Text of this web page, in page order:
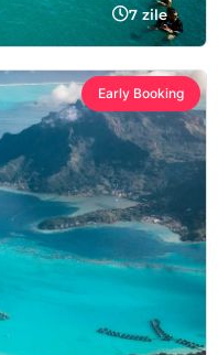
7 zile
Early Booking